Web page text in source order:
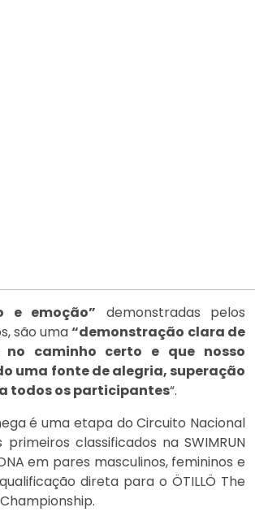
e emoção” demonstradas pelos
são uma“demonstração clara de
no caminho certo e que nosso
uma fonte de alegria, superação
todos os participantes“.
é uma etapa do Circuito Nacional
primeiros classificados na SWIMRUN
em pares masculinos, femininos e
direta para o ÖTILLÖ The